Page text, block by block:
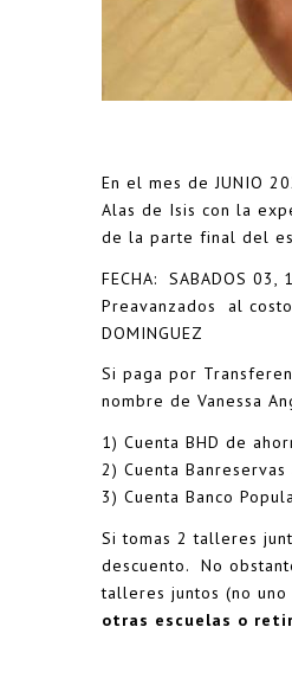
En el mes de JUNIO
Alas de Isis con la
de la parte final del
FECHA: SABADOS
Preavanzados al
DOMINGUEZ
Si paga por
nombre de Vanessa
1) Cuenta BHD de
2) Cuenta
3) Cuenta Banco
Si tomas 2 talleres
descuento. No
talleres juntos (no uno
otras escuelas o